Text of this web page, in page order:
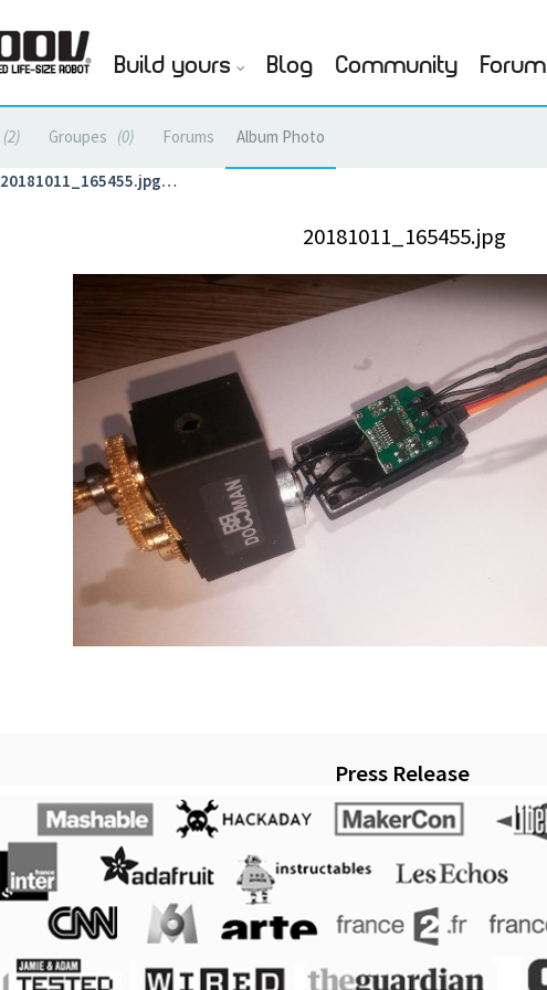
Build yours Blog Community Forum
2 Groupes 0 Forums Album Photo
20181011_165455.jpg…
20181011_165455.jpg
Press Release